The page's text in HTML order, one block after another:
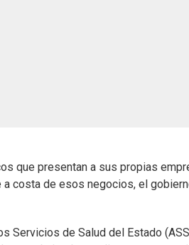
que presentan a sus propias
costa de esos negocios, el
Servicios de Salud del Estado